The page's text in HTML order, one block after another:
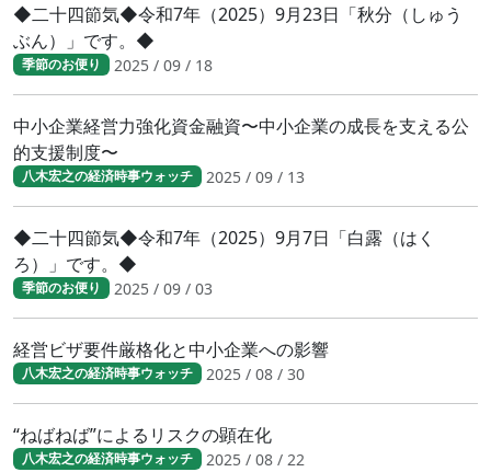
◆二十四節気◆令和7年（2025）9月23日「秋分（しゅう
ぶん）」です。◆
季節のお便り 2025 / 09 / 18
中小企業経営力強化資金融資〜中小企業の成長を支える公
的支援制度〜
八木宏之の経済時事ウォッチ 2025 / 09 / 13
◆二十四節気◆令和7年（2025）9月7日「白露（はく
ろ）」です。◆
季節のお便り 2025 / 09 / 03
経営ビザ要件厳格化と中小企業への影響
八木宏之の経済時事ウォッチ 2025 / 08 / 30
“ねばねば”によるリスクの顕在化
八木宏之の経済時事ウォッチ 2025 / 08 / 22